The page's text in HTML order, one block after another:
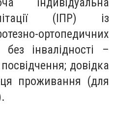
(ІПР) із
ортопедичних
інвалідності –
довідка
проживання (для